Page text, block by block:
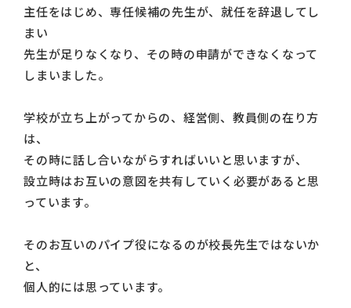
主任をはじめ、専任候補の先生が、就任を辞退してし
まい
先生が足りなくなり、その時の申請ができなくなって
しまいました。
学校が立ち上がってからの、経営側、教員側の在り方
は、
その時に話し合いながらすればいいと思いますが、
設立時はお互いの意図を共有していく必要があると思
っています。
そのお互いのパイプ役になるのが校長先生ではないか
と、
個人的には思っています。